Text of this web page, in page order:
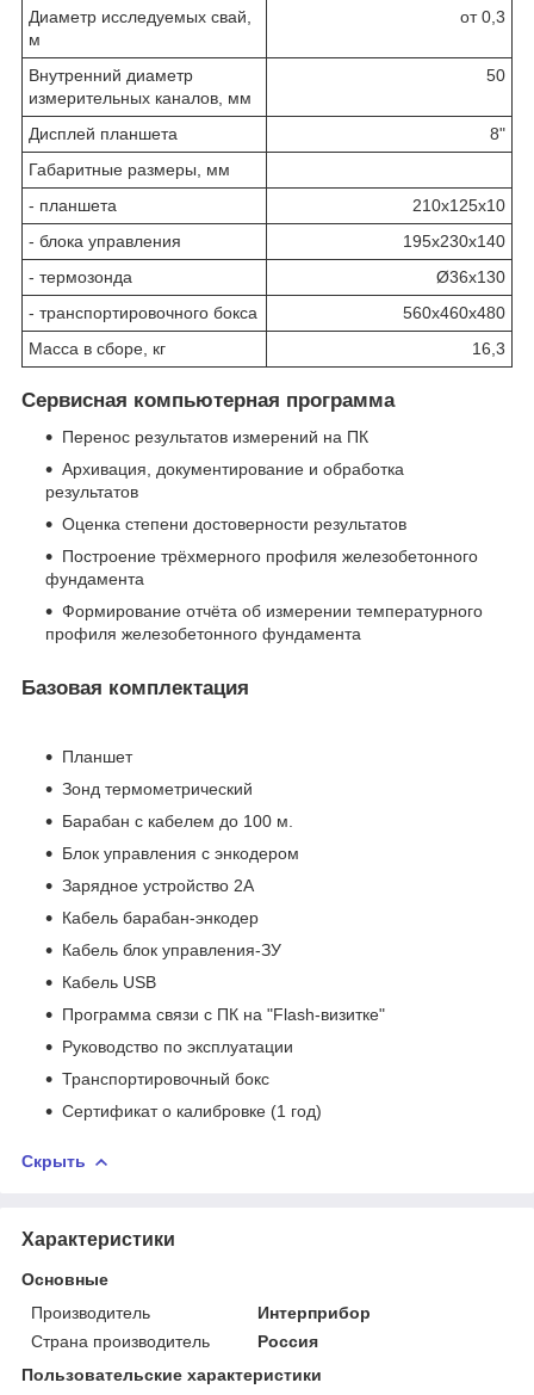
Диаметр исследуемых свай,
м
от 0,3
Внутренний диаметр
измерительных каналов, мм
50
Дисплей планшета
8"
Габаритные размеры, мм
- планшета
210x125x10
- блока управления
195x230x140
- термозонда
Ø36x130
- транспортировочного бокса
560x460х480
Масса в сборе, кг
16,3
Сервисная компьютерная программа
Перенос результатов измерений на ПК
Архивация, документирование и обработка
результатов
Оценка степени достоверности результатов
Построение трёхмерного профиля железобетонного
фундамента
Формирование отчёта об измерении температурного
профиля железобетонного фундамента
Базовая комплектация
Планшет
Зонд термометрический
Барабан с кабелем до 100 м.
Блок управления с энкодером
Зарядное устройство 2А
Кабель барабан-энкодер
Кабель блок управления-ЗУ
Кабель USB
Программа связи с ПК на "Flash-визитке"
Руководство по эксплуатации
Транспортировочный бокс
Сертификат о калибровке (1 год)
Скрыть
Характеристики
Основные
Производитель
Интерприбор
Страна производитель
Россия
Пользовательские характеристики